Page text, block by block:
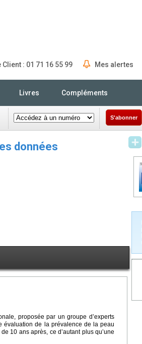
: 01 71 16 55 99 Mes alertes
Livres Compléments
S'abonner
données
proposée par un groupe d’experts
évaluation de la prévalence de la peau
10 ans après, ce d’autant plus qu’une